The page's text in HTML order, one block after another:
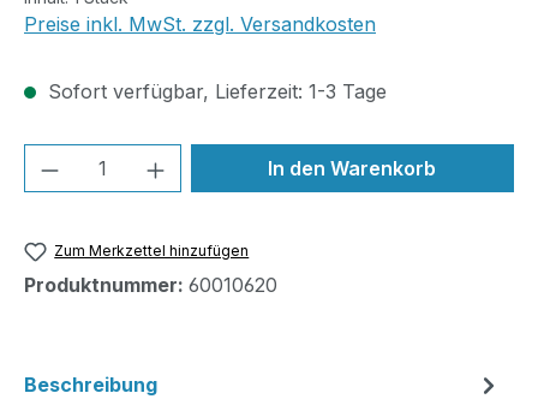
Preise inkl. MwSt. zzgl. Versandkosten
Sofort verfügbar, Lieferzeit: 1-3 Tage
Produkt Anzahl: Gib denIn den Warenkorb
Zum Merkzettel hinzufügen
Produktnummer: 60010620
Beschreibung